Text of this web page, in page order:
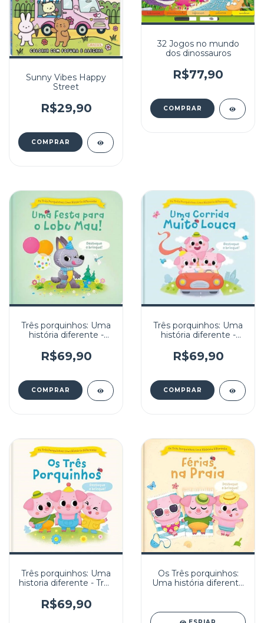
Sunny Vibes Happy
Street
R$29,90
32 Jogos no mundo
dos dinossauros
R$77,90
Três porquinhos: Uma
história diferente -
mau
R$69,90
Três porquinhos: Uma
história diferente -
louca
R$69,90
Três porquinhos: Uma
historia diferente - Três
R$69,90
Os Três porquinhos:
Uma história diferente